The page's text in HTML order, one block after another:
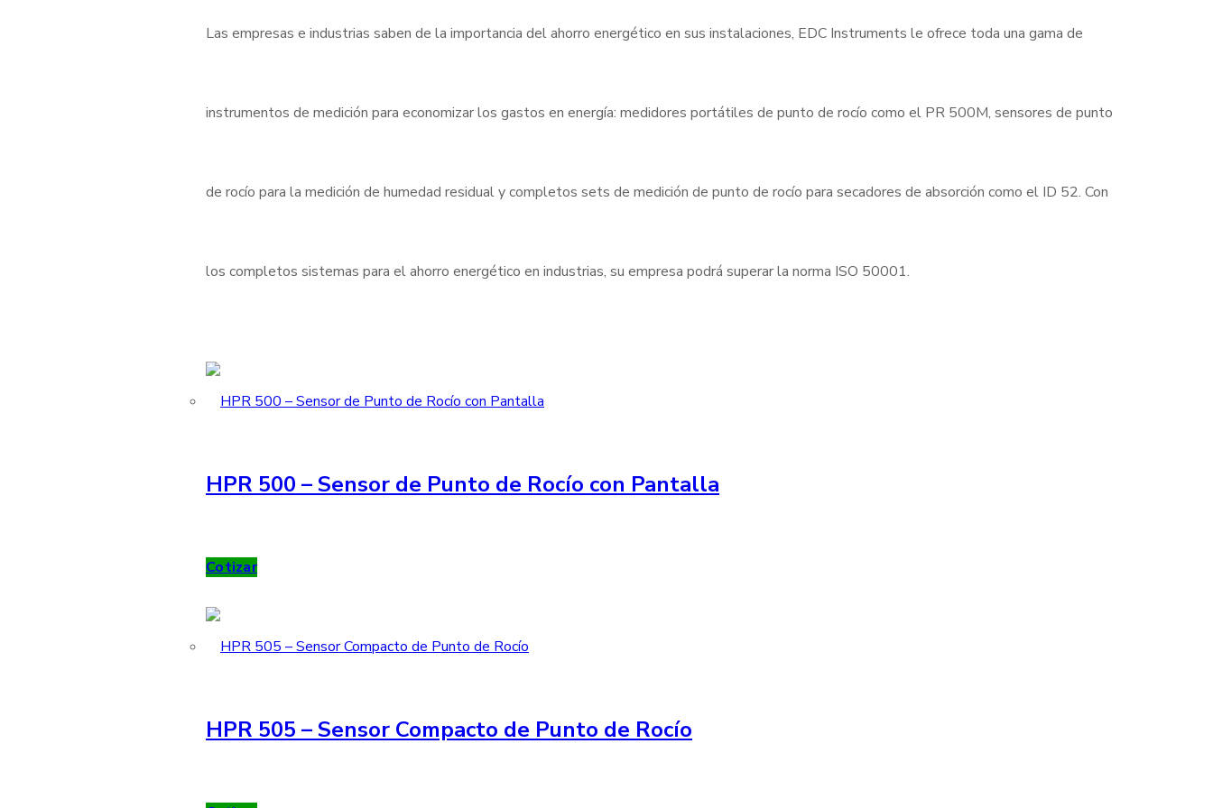
Las empresas e industrias saben de la importancia del ahorro energético en sus instalaciones, EDC Instruments le ofrece toda una gama de
instrumentos de medición para economizar los gastos en energía: medidores portátiles de punto de rocío como el PR 500M, sensores de punto
de rocío para la medición de humedad residual y completos sets de medición de punto de rocío para secadores de absorción como el ID 52. Con
los completos sistemas para el ahorro energético en industrias, su empresa podrá superar la norma ISO 50001.
HPR 500 – Sensor de Punto de Rocío con Pantalla
Cotizar
HPR 505 – Sensor Compacto de Punto de Rocío